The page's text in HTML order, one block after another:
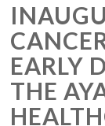
EARLY
THE